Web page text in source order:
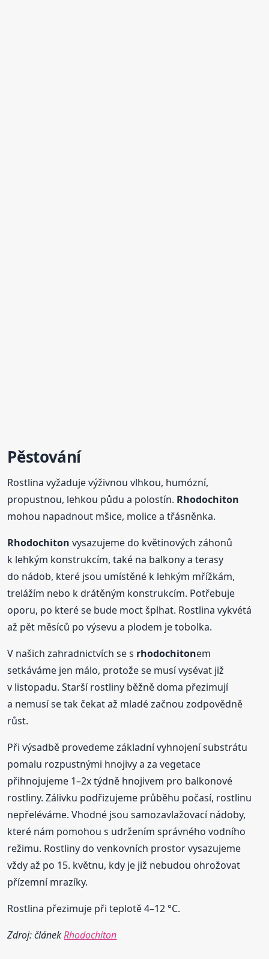
Pěstování
Rostlina vyžaduje výživnou vlhkou, humózní,
propustnou, lehkou půdu a polostín. Rhodochiton
mohou napadnout mšice, molice a třásněnka.
Rhodochiton vysazujeme do květinových záhonů
k lehkým konstrukcím, také na balkony a terasy
do nádob, které jsou umístěné k lehkým mřížkám,
trelážím nebo k drátěným konstrukcím. Potřebuje
oporu, po které se bude moct šplhat. Rostlina vykvétá
až pět měsíců po výsevu a plodem je tobolka.
V našich zahradnictvích se s rhodochitonem
setkáváme jen málo, protože se musí vysévat již
v listopadu. Starší rostliny běžně doma přezimují
a nemusí se tak čekat až mladé začnou zodpovědně
růst.
Při výsadbě provedeme základní vyhnojení substrátu
pomalu rozpustnými hnojivy a za vegetace
přihnojujeme 1–2x týdně hnojivem pro balkonové
rostliny. Zálivku podřizujeme průběhu počasí, rostlinu
nepřeléváme. Vhodné jsou samozavlažovací nádoby,
které nám pomohou s udržením správného vodního
režimu. Rostliny do venkovních prostor vysazujeme
vždy až po 15. květnu, kdy je již nebudou ohrožovat
přízemní mrazíky.
Rostlina přezimuje při teplotě 4–12 °C.
Zdroj: článekRhodochiton